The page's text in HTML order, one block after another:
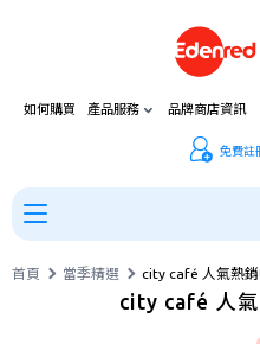
如何購買 產品服務 品牌商店資訊
免費註
首頁 當季精選 city café 人氣熱
city café 人